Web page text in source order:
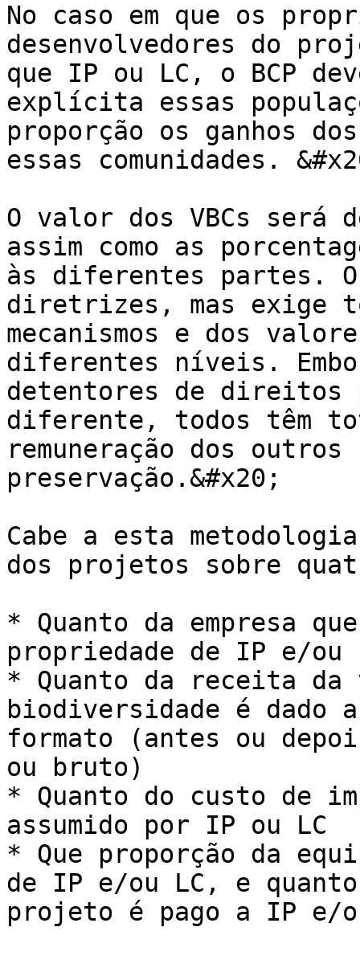
No caso em que os
desenvolvedores do
que IP ou LC, o BCP
explícita essas
proporção os ganhos
essas comunidades.
O valor dos VBCs será
assim como as
às diferentes partes.
diretrizes, mas exige
mecanismos e dos
diferentes níveis.
detentores de direitos
diferente, todos têm
remuneração dos
preservação.&#x20;
Cabe a esta
dos projetos sobre
* Quanto da empresa
propriedade de IP e/ou
* Quanto da receita da
biodiversidade é dado
formato (antes ou
ou bruto)
* Quanto do custo de
assumido por IP ou LC
* Que proporção da
de IP e/ou LC, e
projeto é pago a IP e/